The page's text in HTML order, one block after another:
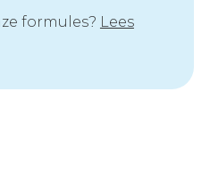
formules? Lees